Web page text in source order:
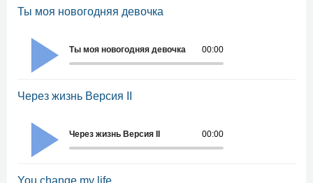
Ты моя новогодняя девочка
00:00
Ты моя новогодняя девочка
Через жизнь Версия II
00:00
Через жизнь Версия II
You change my life